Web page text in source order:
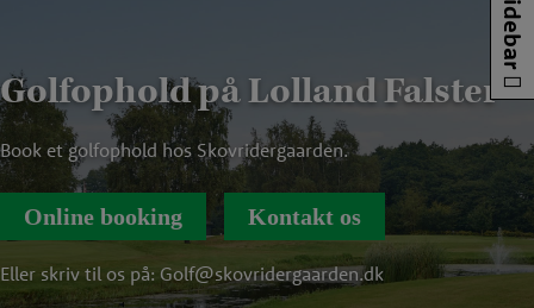
Golfophold på Lolland Falster
Book et golfophold hos Skovridergaarden.
Online booking Kontakt os
Eller skriv til os på: Golf@skovridergaarden.dk
Sidebar